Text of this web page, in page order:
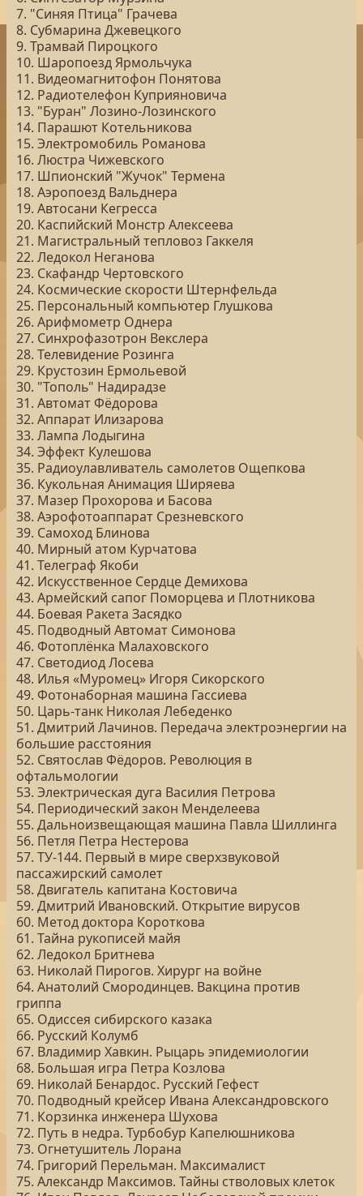
7. "Синяя Птица" Грачева
8. Субмарина Джевецкого
9. Трамвай Пироцкого
10. Шаропоезд Ярмольчука
11. Видеомагнитофон Понятова
12. Радиотелефон Куприяновича
13. "Буран" Лозино-Лозинского
14. Парашют Котельникова
15. Электромобиль Романова
16. Люстра Чижевского
17. Шпионский "Жучок" Термена
18. Аэропоезд Вальднера
19. Автосани Кегресса
20. Каспийский Монстр Алексеева
21. Магистральный тепловоз Гаккеля
22. Ледокол Неганова
23. Скафандр Чертовского
24. Космические скорости Штернфельда
25. Персональный компьютер Глушкова
26. Арифмометр Однера
27. Синхрофазотрон Векслера
28. Телевидение Розинга
29. Крустозин Ермольевой
30. "Тополь" Надирадзе
31. Автомат Фёдорова
32. Аппарат Илизарова
33. Лампа Лодыгина
34. Эффект Кулешова
35. Радиоулавливатель самолетов Ощепкова
36. Кукольная Анимация Ширяева
37. Мазер Прохорова и Басова
38. Аэрофотоаппарат Срезневского
39. Самоход Блинова
40. Мирный атом Курчатова
41. Телеграф Якоби
42. Искусственное Сердце Демихова
43. Армейский сапог Поморцева и Плотникова
44. Боевая Ракета Засядко
45. Подводный Автомат Симонова
46. Фотоплёнка Малаховского
47. Светодиод Лосева
48. Илья «Муромец» Игоря Сикорского
49. Фотонаборная машина Гассиева
50. Царь-танк Николая Лебеденко
51. Дмитрий Лачинов. Передача электроэнергии на
большие расстояния
52. Святослав Фёдоров. Революция в
офтальмологии
53. Электрическая дуга Василия Петрова
54. Периодический закон Менделеева
55. Дальноизвещающая машина Павла Шиллинга
56. Петля Петра Нестерова
57. ТУ-144. Первый в мире сверхзвуковой
пассажирский самолет
58. Двигатель капитана Костовича
59. Дмитрий Ивановский. Открытие вирусов
60. Метод доктора Короткова
61. Тайна рукописей майя
62. Ледокол Бритнева
63. Николай Пирогов. Хирург на войне
64. Анатолий Смородинцев. Вакцина против
гриппа
65. Одиссея сибирского казака
66. Русский Колумб
67. Владимир Хавкин. Рыцарь эпидемиологии
68. Большая игра Петра Козлова
69. Николай Бенардос. Русский Гефест
70. Подводный крейсер Ивана Александровского
71. Корзинка инженера Шухова
72. Путь в недра. Турбобур Капелюшникова
73. Огнетушитель Лорана
74. Григорий Перельман. Максималист
75. Александр Максимов. Тайны стволовых клеток